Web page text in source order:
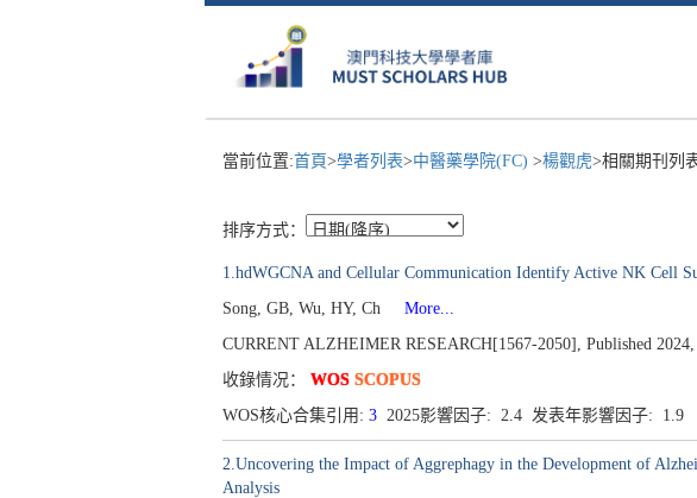
當前位置:首頁>學者列表>中醫藥學院(FC) >楊觀虎>相關期刊列
排序方式：
1.hdWGCNA and Cellular Communication Identify Active NK Cell
Song, GB, Wu, HY, Ch
More...
CURRENT ALZHEIMER RESEARCH[1567-2050], Published 2024,
收錄情况： WOS SCOPUS
WOS核心合集引用: 3 2025影響因子: 2.4 发表年影響因子: 1.9
2.Uncovering the Impact of Aggrephagy in the Development of
Analysis